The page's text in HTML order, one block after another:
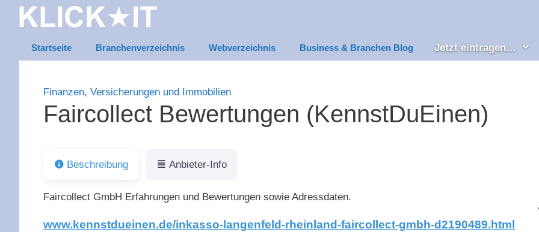
Inhalt
Startseite Branchenverzeichnis Webverzeichnis Business & Branchen Blog Jetzt eintragen…
Finanzen, Versicherungen und Immobilien
Faircollect Bewertungen (KennstDuEinen)
Beschreibung Anbieter-Info
Faircollect GmbH Erfahrungen und Bewertungen sowie Adressdaten.
www.kennstdueinen.de/inkasso-langenfeld-rheinland-faircollect-gmbh-d2190489.html